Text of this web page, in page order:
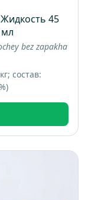
45
мл
bez zapakha
состав: